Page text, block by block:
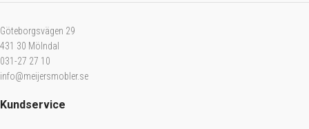
Göteborgsvägen 29
431 30 Mölndal
031-27 27 10
info@meijersmobler.se
Kundservice